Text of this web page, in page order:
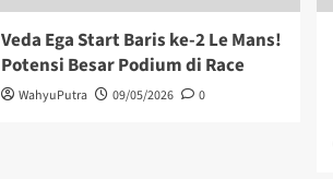
Veda Ega Start Baris ke-2 Le Mans!
Potensi Besar Podium di Race
WahyuPutra 09/05/2026 0